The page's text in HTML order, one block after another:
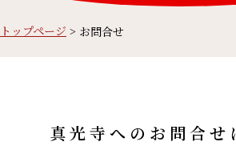
トップページ > お問合せ
真光寺へのお問合せ